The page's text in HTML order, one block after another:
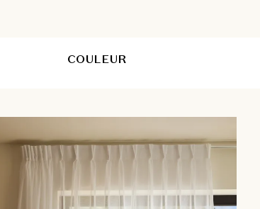
COULEUR